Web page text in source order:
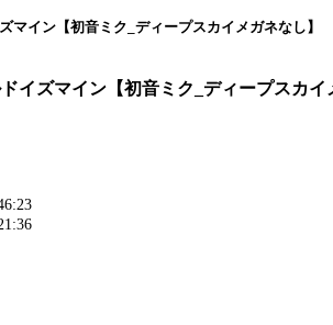
マイン【初音ミク_ディープスカイメガネなし】
イズマイン【初音ミク_ディープスカイ